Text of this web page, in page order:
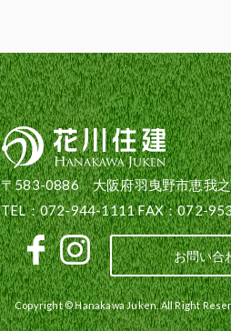
〒583-0886 大阪府羽曳野市恵我
TEL：072-944-1111 FAX：072-
お問い合
Copyright © Hanakawa Juken. All Right